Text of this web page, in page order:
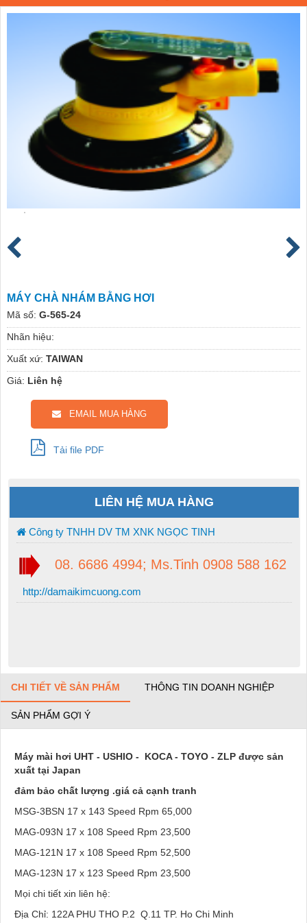
MÁY CHÀ NHÁM BẰNG HƠI
Mã số: G-565-24
Nhãn hiệu:
Xuất xứ: TAIWAN
Giá: Liên hệ
EMAIL MUA HÀNG
Tải file PDF
LIÊN HỆ MUA HÀNG
Công ty TNHH DV TM XNK NGỌC TINH
08. 6686 4994; Ms.Tinh 0908 588 162
http://damaikimcuong.com
CHI TIẾT VỀ SẢN PHẨM THÔNG TIN DOANH NGHIỆP
SẢN PHẨM GỢI Ý
Máy mài hơi UHT - USHIO - KOCA - TOYO - ZLP được sản
xuất tại Japan
đảm bảo chất lượng .giá cả cạnh tranh
MSG-3BSN 17 x 143 Speed Rpm 65,000
MAG-093N 17 x 108 Speed Rpm 23,500
MAG-121N 17 x 108 Speed Rpm 52,500
MAG-123N 17 x 123 Speed Rpm 23,500
Mọi chi tiết xin liên hệ:
Địa Chỉ: 122A PHU THO P.2 Q.11 TP. Ho Chi Minh